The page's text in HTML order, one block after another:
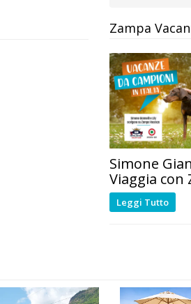
Zampa
Simone
Viaggia con
Leggi Tutto